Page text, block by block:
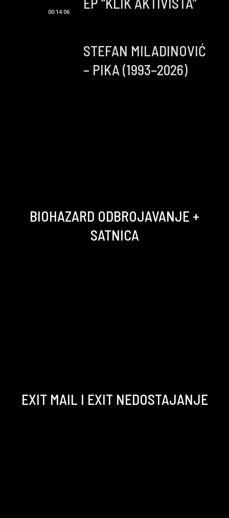
00:14:06
STEFAN MILADINOVIĆ
– PIKA (1993–2026)
BIOHAZARD ODBROJAVANJE +
SATNICA
EXIT MAIL I EXIT NEDOSTAJANJE